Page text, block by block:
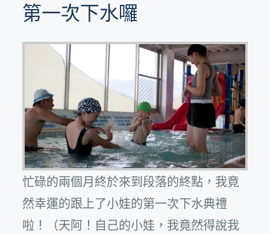
第一次下水囉
忙碌的兩個月終於來到段落的終點，我竟
然幸運的跟上了小娃的第一次下水典禮
啦！（天阿！自己的小娃，我竟然得說我